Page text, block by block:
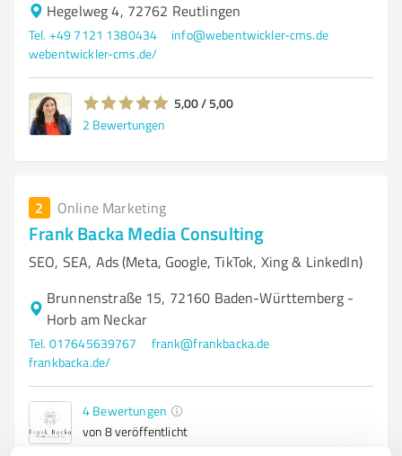
Hegelweg 4, 72762 Reutlingen
Tel. +49 7121 1380434
info@webentwickler-cms.de
webentwickler-cms.de/
5,00 / 5,00
2 Bewertungen
2 Online Marketing
Frank Backa Media Consulting
SEO, SEA, Ads (Meta, Google, TikTok, Xing & LinkedIn)
Brunnenstraße 15, 72160 Baden-Württemberg -
Horb am Neckar
Tel. 017645639767
frank@frankbacka.de
frankbacka.de/
4 Bewertungen
von 8 veröffentlicht